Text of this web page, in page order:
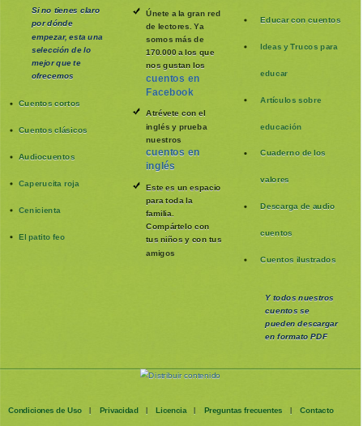
Si no tienes claro
por dónde
empezar, esta una
selección de lo
mejor que te
ofrecemos
Cuentos cortos
Cuentos clásicos
Audiocuentos
Caperucita roja
Cenicienta
El patito feo
Únete a la gran red
de lectores. Ya
somos más de
170.000 a los que
nos gustan los
cuentos en
Facebook
Atrévete con el
inglés y prueba
nuestros
cuentos en
inglés
Este es un espacio
para toda la
familia
Compártelo con
tus niños y con tus
amigos
Educar con cuentos
Ideas y Trucos para
educar
Artículos sobre
educación
Cuaderno de los
valores
Descarga de audio
cuentos
Cuentos ilustrados
Y todos nuestros
cuentos se
puedendescargar
en formato PDF
Condiciones de Uso | Privacidad | Licencia | Preguntas frecuentes | Contacto